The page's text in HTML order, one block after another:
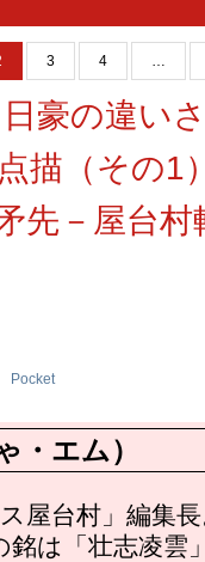
3 4 …
豪の違い
描（その1
先－屋台
Pocket
・エム）
屋台村」編集
銘は「壮志凌雲